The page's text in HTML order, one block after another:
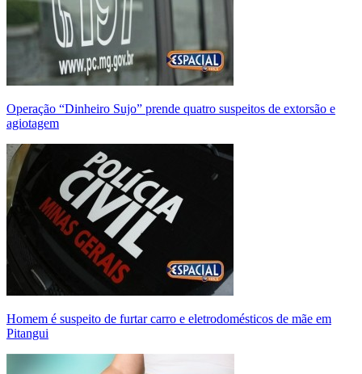
Operação “Dinheiro Sujo” prende quatro suspeitos de extorsão e
agiotagem
Homem é suspeito de furtar carro e eletrodomésticos de mãe em
Pitangui